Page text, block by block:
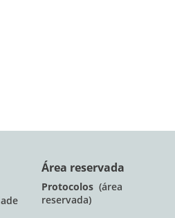
Área reservada
Protocolos (área
reservada)